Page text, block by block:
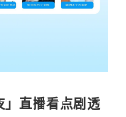
」直播看点剧透